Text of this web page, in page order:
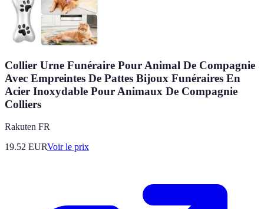
Collier Urne Funéraire Pour Animal De Compagnie
Avec Empreintes De Pattes Bijoux Funéraires En
Acier Inoxydable Pour Animaux De Compagnie
Colliers
Rakuten FR
19.52 EURVoir le prix